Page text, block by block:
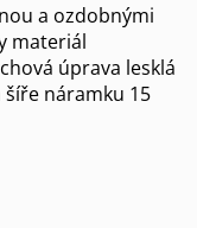
a ozdobnými
materiál
úprava lesklá
šíře náramku 15